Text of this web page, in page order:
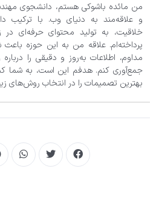
من مائده باشوکی هستم، دانشجوی
و علاقه‌مند به دنیای وب. با ترکیب
خلاقیت، به تولید محتوای حرفه‌ای در
پرداخته‌ام. علاقه من به این حوزه
مداوم، اطلاعات به‌روز و دقیقی را
جمع‌آوری کنم. هدفم این است، به شما
بهترین تصمیمات را در انتخاب روش‌های